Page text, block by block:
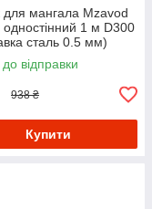
для мангала Mzavod
одностінний 1 м D300
сталь 0.5 мм)
відправки
938 ₴
Купити